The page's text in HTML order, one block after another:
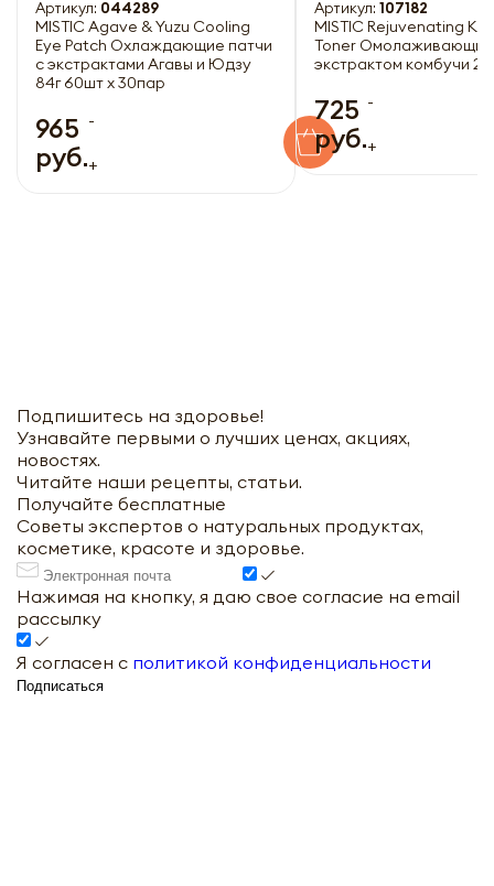
Артикул: 044289
MISTIC Agave & Yuzu Cooling
Eye Patch Охлаждающие патчи
с экстрактами Агавы и Юдзу
84г 60шт х 30пар
965
руб.
-
+
Артикул: 107182
MISTIC Rejuvenating
Toner Омолаживающий
экстрактом комбучи
725
руб.
-
+
Подпишитесь на здоровье!
Узнавайте первыми о лучших ценах, акциях,
новостях.
Читайте наши рецепты, статьи.
Получайте бесплатные
Советы экспертов о натуральных продуктах,
косметике, красоте и здоровье.
Нажимая на кнопку, я даю свое согласие на email
рассылку
Я согласен с политикой конфиденциальности
Подписаться